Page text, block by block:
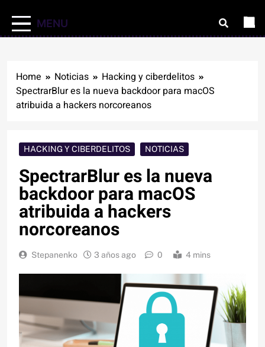
MENU
Home Noticias
Hacking y ciberdelitos
SpectrarBlur es la nueva backdoor para macOS
atribuida a hackers norcoreanos
HACKING Y CIBERDELITOS NOTICIAS
SpectrarBlur es la nueva
backdoor para macOS
atribuida a hackers
norcoreanos
Stepanenko 3 años ago 0 4 mins